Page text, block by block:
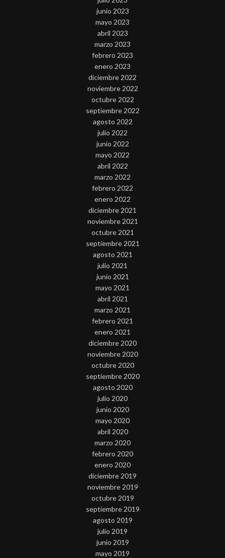
junio 2023
mayo 2023
abril 2023
marzo 2023
febrero 2023
enero 2023
diciembre 2022
noviembre 2022
octubre 2022
septiembre 2022
agosto 2022
julio 2022
junio 2022
mayo 2022
abril 2022
marzo 2022
febrero 2022
enero 2022
diciembre 2021
noviembre 2021
octubre 2021
septiembre 2021
agosto 2021
julio 2021
junio 2021
mayo 2021
abril 2021
marzo 2021
febrero 2021
enero 2021
diciembre 2020
noviembre 2020
octubre 2020
septiembre 2020
agosto 2020
julio 2020
junio 2020
mayo 2020
abril 2020
marzo 2020
febrero 2020
enero 2020
diciembre 2019
noviembre 2019
octubre 2019
septiembre 2019
agosto 2019
julio 2019
junio 2019
mayo 2019